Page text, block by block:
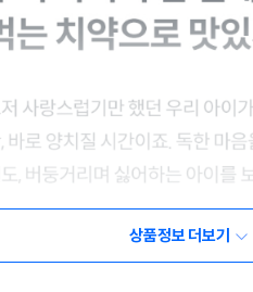
상품정보 더보기